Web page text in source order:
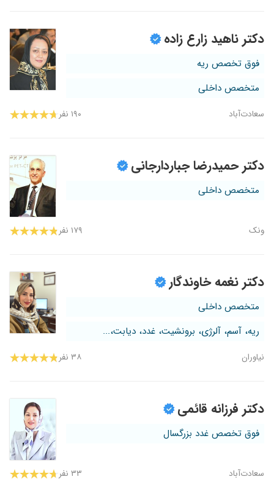
دکتر ناهید زارع زاده
فوق تخصص ریه
متخصص داخلی
سعادت‌آباد ۱۹۰ نفر
دکتر حمیدرضا جباردارجانی
متخصص داخلی
ونک ۱۷۹ نفر
دکتر نغمه خاوندگار
متخصص داخلی
ریه، آسم، آلرژی، برونشیت، غدد، دیابت،...
نیاوران ۳۸ نفر
دکتر فرزانه قائمی
فوق تخصص غدد بزرگسال
سعادت‌آباد ۳۳ نفر